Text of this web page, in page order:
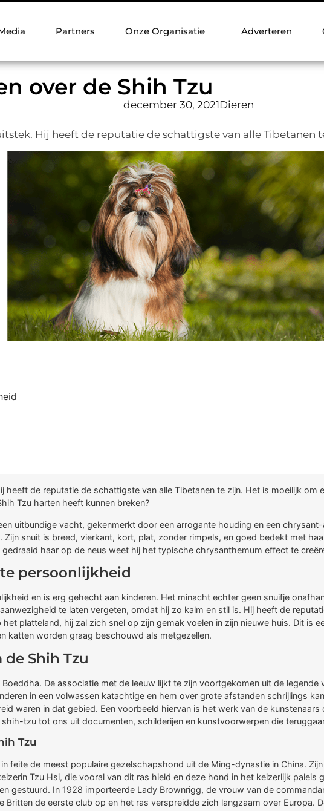
Partners Onze Organisatie Adverteren
over de Shih Tzu
december 30, 2021Dieren
Hij heeft de reputatie de schattigste van alle Tibetanen
heeft de reputatie de schattigste van alle Tibetanen te zijn. Het is moeilijk om
Tzu harten heeft kunnen breken?
uitbundige vacht, gekenmerkt door een arrogante houding en een
snuit is breed, vierkant, kort, plat, zonder rimpels, en goed bedekt met
haar op de neus weet hij het typische chrysanthemum effect te
persoonlijkheid
en is erg gehecht aan kinderen. Het minacht echter geen snuifje
te laten vergeten, omdat hij zo kalm en stil is. Hij heeft de
platteland, hij zal zich snel op zijn gemak voelen in zijn nieuwe huis. Dit is
katten worden graag beschouwd als metgezellen.
Shih Tzu
De associatie met de leeuw lijkt te zijn voortgekomen uit de
in een volwassen katachtige en hem over grote afstanden schrijlings
waren in dat gebied. Een voorbeeld hiervan is het werk van de
tzu tot ons uit documenten, schilderijen en kunstvoorwerpen die
Tzu
feite de meest populaire gezelschapshond uit de Ming-dynastie in China.
Tzu Hsi, die vooral van dit ras hield en deze hond in het keizerlijk
gestuurd. In 1928 importeerde Lady Brownrigg, de vrouw van de
de eerste club op en het ras verspreidde zich langzaam over Europa.